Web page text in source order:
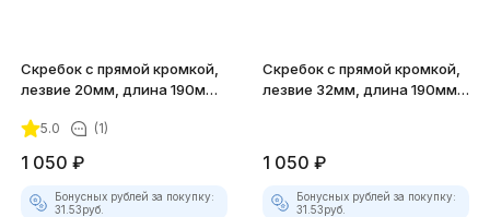
Скребок с прямой кромкой,
лезвие 20мм, длина 190мм
5.0 (1)
1 050 ₽
Бонусных рублей за покупку:
31.53руб.
Скребок с прямой кромкой,
лезвие 32мм, длина 190мм
1 050 ₽
Бонусных рублей за покупку:
31.53руб.